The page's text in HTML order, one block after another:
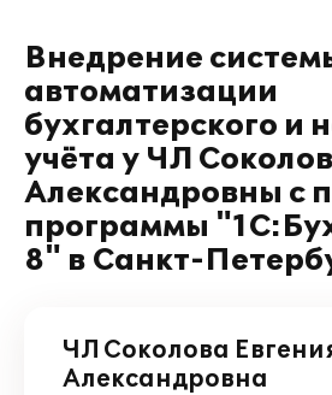
Внедрение
автоматизации
бухгалтерского и
учёта у ЧЛ
Александровны с
программы
8" в Санкт-
ЧЛ Соколова
Александровна